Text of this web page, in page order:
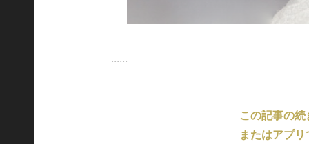
......
この記事の
またはアプ